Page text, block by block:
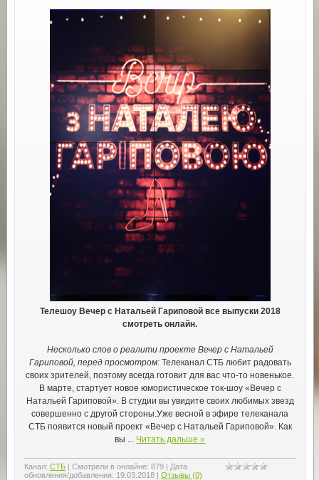
Телешоу Вечер с Натальей Гариповой все выпуски 2018
смотреть онлайн.
Несколько слов о реалити проекте Вечер с Натальей
Гариповой, перед просмотром:Телеканал СТБ любит радовать
своих зрителей, поэтому всегда готовит для вас что-то новенькое.
В марте, стартует новое юмористическое ток-шоу «Вечер с
Натальей Гариповой». В студии вы увидите своих любимых звезд
совершенно с другой стороны.Уже весной в эфире телеканала
СТБ появится новый проект «Вечер с Натальей Гариповой». Как
вы
Читать дальше »
Канал: СТБ| Смотрели в онлайне: 879| Дата
обновления/добавления: 19.03.2018 | Отзывы (0)